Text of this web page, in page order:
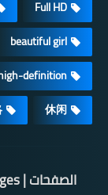
Full HD
beautiful girl
definition
休闲
الصفحات | Pages